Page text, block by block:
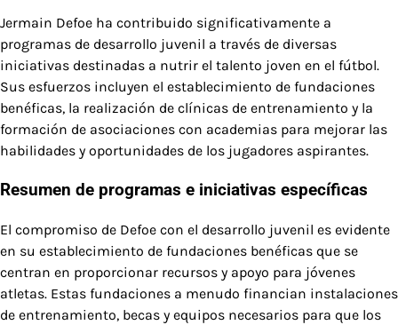
Jermain Defoe ha contribuido significativamente a
programas de desarrollo juvenil a través de diversas
iniciativas destinadas a nutrir el talento joven en el fútbol.
Sus esfuerzos incluyen el establecimiento de fundaciones
benéficas, la realización de clínicas de entrenamiento y la
formación de asociaciones con academias para mejorar las
habilidades y oportunidades de los jugadores aspirantes.
Resumen de programas e iniciativas específicas
El compromiso de Defoe con el desarrollo juvenil es evidente
en su establecimiento de fundaciones benéficas que se
centran en proporcionar recursos y apoyo para jóvenes
atletas. Estas fundaciones a menudo financian instalaciones
de entrenamiento, becas y equipos necesarios para que los